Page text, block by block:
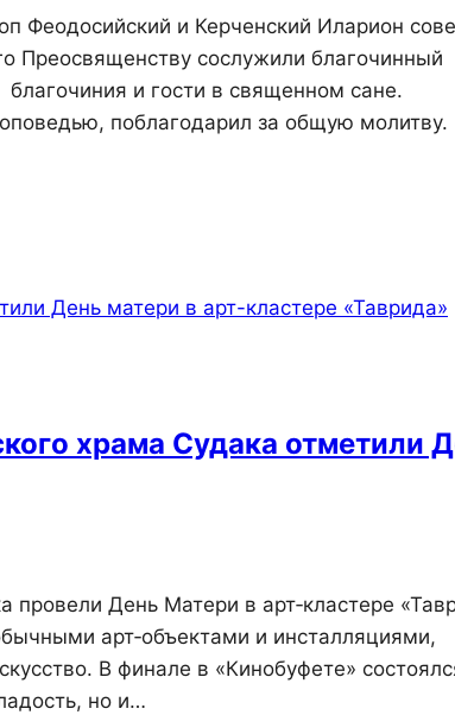
Феодосийский и Керченский Иларион
Преосвященству сослужили благочинный
и гости в священном сане.
поблагодарил за общую молитву.
храма Судака отметили
День Матери в арт‑кластере
арт‑объектами и инсталляциями,
В финале в «Кинобуфете»
но и…